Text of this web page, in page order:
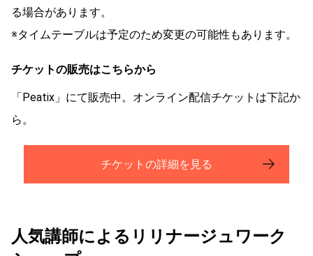
る場合があります。
※タイムテーブルは予定のため変更の可能性もあります。
チケットの販売はこちらから
「Peatix」にて販売中。オンライン配信チケットは下記か
ら。
チケットの詳細を見る
人気講師によるリリナージュワーク